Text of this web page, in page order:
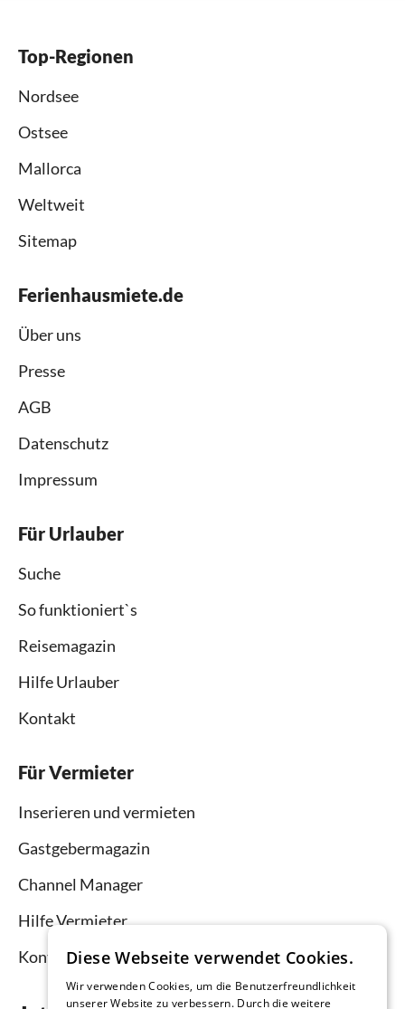
Top-Regionen
Nordsee
Ostsee
Mallorca
Weltweit
Sitemap
Ferienhausmiete.de
Über uns
Presse
AGB
Datenschutz
Impressum
Für Urlauber
Suche
So funktioniert`s
Reisemagazin
Hilfe Urlauber
Kontakt
Für Vermieter
Inserieren und vermieten
Gastgebermagazin
Channel Manager
Hilfe Vermieter
KontaktDiese Webseite verwendet Cookies.
Wir verwenden Cookies, um die Benutzerfreundlichkeit
unserer Website zu verbessern. Durch die weitere